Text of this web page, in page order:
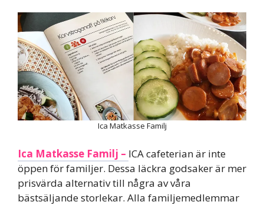
Ica Matkasse Familj
Ica Matkasse Familj – ICA cafeterian är inte
öppen för familjer. Dessa läckra godsaker är mer
prisvärda alternativ till några av våra
bästsäljande storlekar. Alla familjemedlemmar